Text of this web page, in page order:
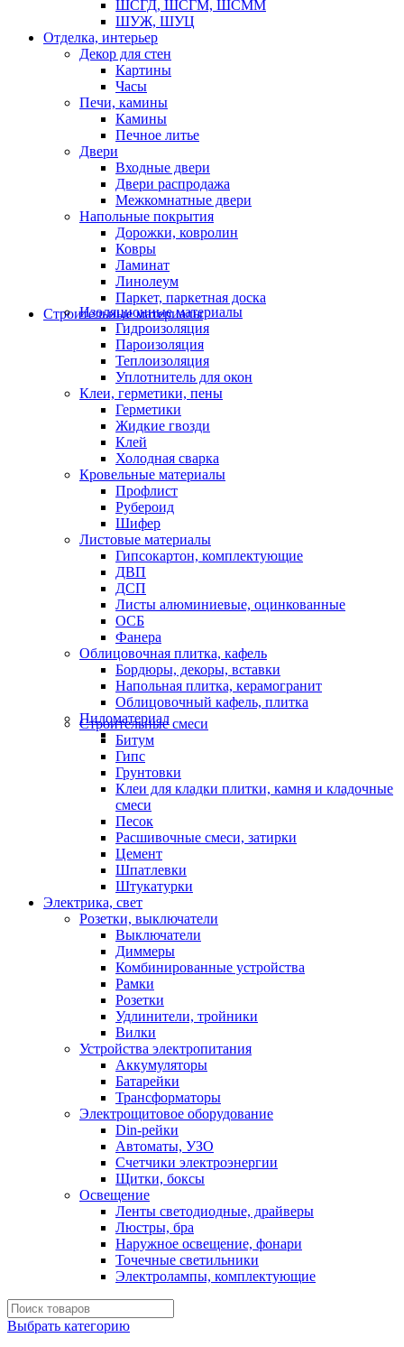
ШСГД, ШСГМ, ШСММ
ШУЖ, ШУЦ
Отделка, интерьер
Декор для стен
Картины
Часы
Печи, камины
Камины
Печное литье
Двери
Входные двери
Двери распродажа
Межкомнатные двери
Напольные покрытия
Дорожки, ковролин
Ковры
Ламинат
Линолеум
Паркет, паркетная доска
Строительные материалы
Изоляционные материалы
Гидроизоляция
Пароизоляция
Теплоизоляция
Уплотнитель для окон
Клеи, герметики, пены
Герметики
Жидкие гвозди
Клей
Холодная сварка
Кровельные материалы
Профлист
Рубероид
Шифер
Листовые материалы
Гипсокартон, комплектующие
ДВП
ДСП
Листы алюминиевые, оцинкованные
ОСБ
Фанера
Облицовочная плитка, кафель
Бордюры, декоры, вставки
Напольная плитка, керамогранит
Облицовочный кафель, плитка
Пиломатериал
Строительные смеси
Битум
Гипс
Грунтовки
Клеи для кладки плитки, камня и кладочные
смеси
Песок
Расшивочные смеси, затирки
Цемент
Шпатлевки
Штукатурки
Электрика, свет
Розетки, выключатели
Выключатели
Диммеры
Комбинированные устройства
Рамки
Розетки
Удлинители, тройники
Вилки
Устройства электропитания
Аккумуляторы
Батарейки
Трансформаторы
Электрощитовое оборудование
Din-рейки
Автоматы, УЗО
Счетчики электроэнергии
Щитки, боксы
Освещение
Ленты светодиодные, драйверы
Люстры, бра
Наружное освещение, фонари
Точечные светильники
Электролампы, комплектующие
Выбрать категорию